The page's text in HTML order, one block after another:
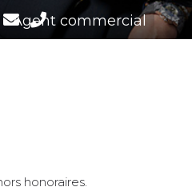
Agent commercial
honoraires.